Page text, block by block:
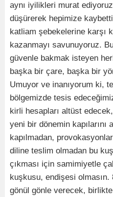
aynı iyilikleri murat
düşürerek hepimize
katliam şebekelerine karşı
kazanmayı savunuyoruz.
güvenle bakmak isteyen
başka bir çare, başka bir
Umuyor ve inanıyorum ki,
bölgemizde tesis
kirli hesapları altüst
yeni bir dönemin kapılarını
kapılmadan,
diline teslim olmadan bu
çıkması için samimiyetle
kuşkusu, endişesi
gönül gönle verecek,